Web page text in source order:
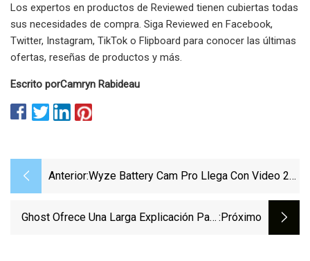
Los expertos en productos de Reviewed tienen cubiertas todas
sus necesidades de compra. Siga Reviewed en Facebook,
Twitter, Instagram, TikTok o Flipboard para conocer las últimas
ofertas, reseñas de productos y más.
Escrito porCamryn Rabideau
Anterior:Wyze Battery Cam Pro Llega Con Video 2K
Ghost Ofrece Una Larga Explicación Para :próximo